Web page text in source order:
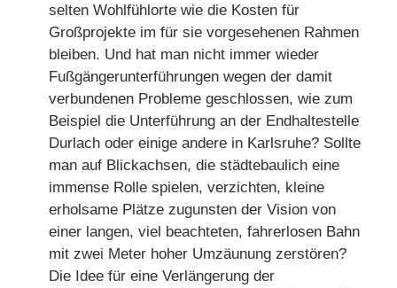
selten Wohlfühlorte wie die Kosten für
Großprojekte im für sie vorgesehenen Rahmen
bleiben. Und hat man nicht immer wieder
Fußgängerunterführungen wegen der damit
verbundenen Probleme geschlossen, wie zum
Beispiel die Unterführung an der Endhaltestelle
Durlach oder einige andere in Karlsruhe? Sollte
man auf Blickachsen, die städtebaulich eine
immense Rolle spielen, verzichten, kleine
erholsame Plätze zugunsten der Vision von
einer langen, viel beachteten, fahrerlosen Bahn
mit zwei Meter hoher Umzäunung zerstören?
Die Idee für eine Verlängerung der